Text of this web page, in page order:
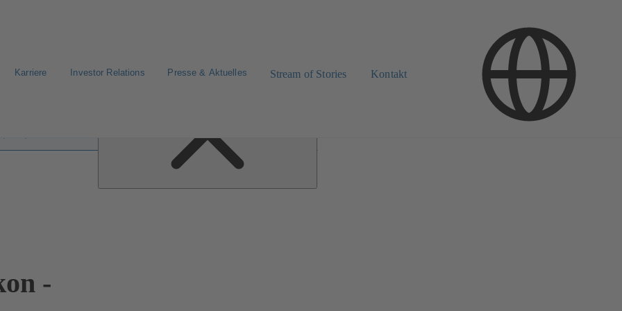
Karriere Investor Relations Presse & Aktuelles Stream of Stories Kontakt
-